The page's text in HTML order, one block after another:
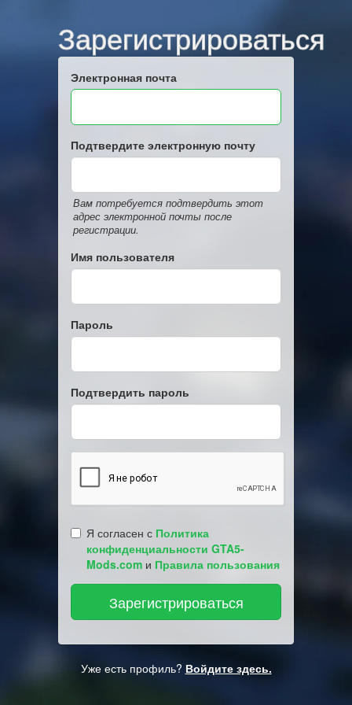
Зарегистрироваться
Электронная почта
Подтвердите электронную почту
Вам потребуется подтвердить этот
адрес электронной почты после
регистрации.
Имя пользователя
Пароль
Подтвердить пароль
Я согласен с Политика
конфиденциальности GTA5-
Mods.com и Правила пользования
Уже есть профиль? Войдите здесь.